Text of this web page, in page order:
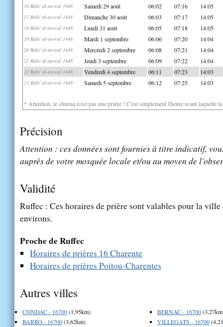
16 Rabi' al-awwal 1448 Samedi 29 août 06:02 07:16 14:05
17 Rabi' al-awwal 1448 Dimanche 30 août 06:03 07:17 14:05
18 Rabi' al-awwal 1448 Lundi 31 août 06:05 07:18 14:05
19 Rabi' al-awwal 1448 Mardi 1 septembre 06:06 07:20 14:04
20 Rabi' al-awwal 1448 Mercredi 2 septembre 06:08 07:21 14:04
21 Rabi' al-awwal 1448 Jeudi 3 septembre 06:09 07:22 14:04
22 Rabi' al-awwal 1448 Vendredi 4 septembre 06:11 07:23 14:03
23 Rabi' al-awwal 1448 Samedi 5 septembre 06:12 07:25 14:03
* Attention, le shuruq n'est pas une prière ! C'est simplement l'heure avant laquelle
Précision
Attention : ces données sont fournies à titre indicatif,
auprès de votre mosquée locale et/ou au moyen de
Validité
Ruffec : Ces horaires de prière sont valables pour la
environs.
Proche de Ruffec
Horaires de prières 16 Charente
Horaires de prières Poitou-Charentes
Autres villes
CONDAC - 16700(1,95km)
BARRO - 16700(3,62km)
BERNAC - 16700
VILLEGATS - 16700